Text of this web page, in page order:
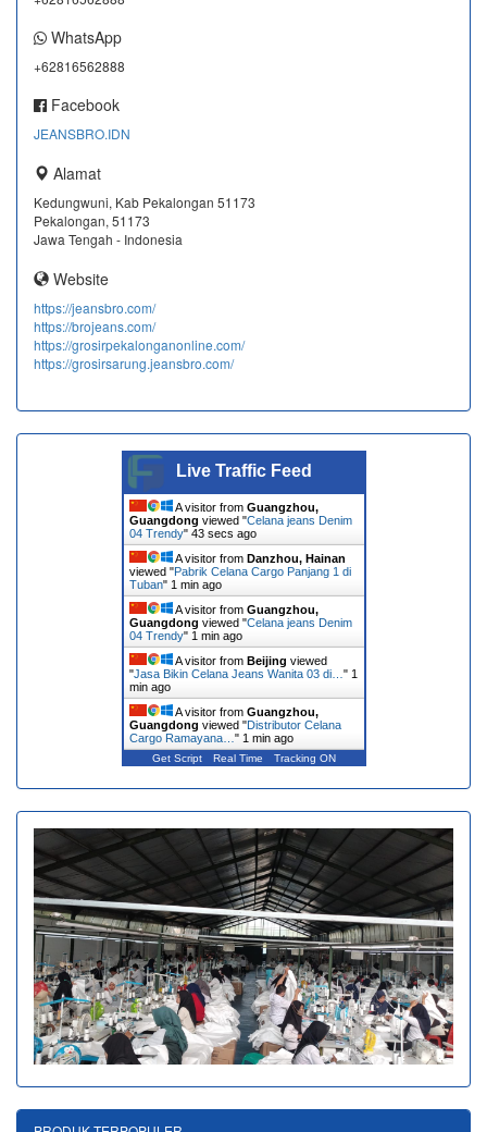
WhatsApp
+62816562888
Facebook
JEANSBRO.IDN
Alamat
Kedungwuni, Kab Pekalongan 51173
Pekalongan, 51173
Jawa Tengah - Indonesia
Website
https://jeansbro.com/
https://brojeans.com/
https://grosirpekalonganonline.com/
https://grosirsarung.jeansbro.com/
Live Traffic Feed
A visitor from Guangzhou,
Guangdong viewed "Celana jeans Denim
04 Trendy" 43 secs ago
A visitor from Danzhou, Hainan
viewed "Pabrik Celana Cargo Panjang 1 di
Tuban" 1 min ago
A visitor from Guangzhou,
Guangdong viewed "Celana jeans Denim
04 Trendy" 1 min ago
A visitor from Beijing viewed
"Jasa Bikin Celana Jeans Wanita 03 di… " 1
min ago
A visitor from Guangzhou,
Guangdong viewed "Distributor Celana
Cargo Ramayana… " 1 min ago
Get Script Real Time Tracking ON